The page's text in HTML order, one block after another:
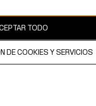
TODO
DE COOKIES Y SERVICIOS